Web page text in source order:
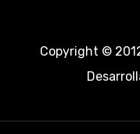
Copyright ©